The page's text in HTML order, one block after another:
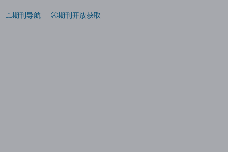
期刊导航 期刊开放获取